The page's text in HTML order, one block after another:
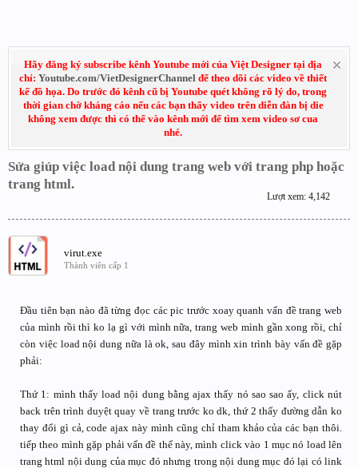
Hãy đăng ký subscribe kênh Youtube mới của Việt Designer tại địa
chỉ: Youtube.com/VietDesignerChannel để theo dõi các video về thiết
kế đồ họa. Do trước đó kênh cũ bị Youtube quét không rõ lý do, trong
thời gian chờ kháng cáo nếu các bạn thấy video trên diễn đàn bị die
không xem được thì có thể vào kênh mới để tìm xem video sơ cua
nhé.
Sửa giúp việc load nội dung trang web với trang php hoặc
trang html.
Lượt xem: 4,142
virut.exe
Thành viên cấp 1
Đầu tiên bạn nào đã từng đọc các pic trước xoay quanh vấn đề trang web
của mình rồi thì ko lạ gì với mình nữa, trang web mình gần xong rồi, chỉ
còn việc load nội dung nữa là ok, sau đây mình xin trình bày vấn đề gặp
phải:
Thứ 1: mình thấy load nội dung bằng ajax thấy nó sao sao ấy, click nút
back trên trình duyệt quay về trang trước ko dk, thứ 2 thấy đường dẫn ko
thay đổi gì cả, code ajax này mình cũng chỉ tham khảo của các bạn thôi.
tiếp theo mình gặp phải vấn đề thế này, mình click vào 1 mục nó load lên
trang html nội dung của mục đó nhưng trong nội dung mục đó lại có link